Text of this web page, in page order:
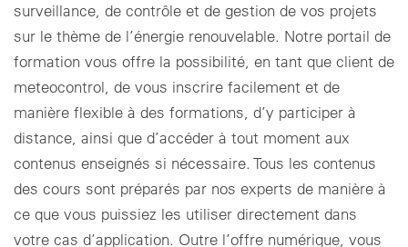
surveillance, de contrôle et de gestion de vos projets
sur le thème de l’énergie renouvelable. Notre portail de
formation vous offre la possibilité, en tant que client de
meteocontrol, de vous inscrire facilement et de
manière flexible à des formations, d’y participer à
distance, ainsi que d’accéder à tout moment aux
contenus enseignés si nécessaire. Tous les contenus
des cours sont préparés par nos experts de manière à
ce que vous puissiez les utiliser directement dans
votre cas d’application. Outre l’offre numérique, vous